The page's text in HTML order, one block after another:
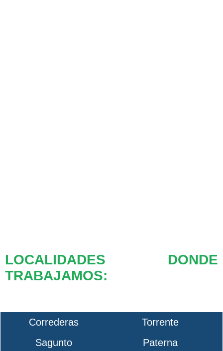
LOCALIDADES DONDE
TRABAJAMOS:
Correderas
Torrente
Sagunto
Paterna